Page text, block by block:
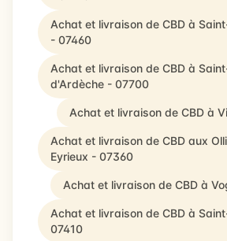
Achat et livraison de CBD à
- 07460
Achat et livraison de CBD à
d'Ardèche - 07700
Achat et livraison de CBD à
Achat et livraison de CBD aux
Eyrieux - 07360
Achat et livraison de CBD à
Achat et livraison de CBD à
07410